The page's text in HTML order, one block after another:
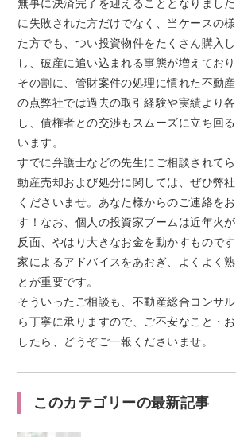
無事に決済完了を迎えることとなりまし
に失敗された方だけでなく、当ケースの
た方でも、つい投資物件をたくさん購入
し、破産に追い込まれる事態が増えており
その割に、管財案件の処理に慣れた不動
の点弊社では過去の取引経験や実績より
し、債権者との交渉もスムーズに立ち回
います。
すでに弁護士などの先生にご相談されて
動産売却および処分に関しては、ぜひ弊
くださいませ。あなた様からのご連絡を
す！なお、個人の投資家ブームは近年火
反面、やはり大きなお金を動かすもので
家によるアドバイスをあおぎ、よくよく
とが重要です。
そういったご相談も、不動産総合コンサ
ら丁寧に承りますので、ご不安なこと・
したら、どうぞご一報くださいませ。
このカテゴリーの最新記事